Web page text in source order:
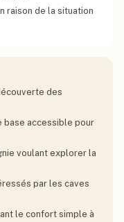
raison de la situation
des
base accessible pour
voulant explorer la
par les caves
le confort simple à